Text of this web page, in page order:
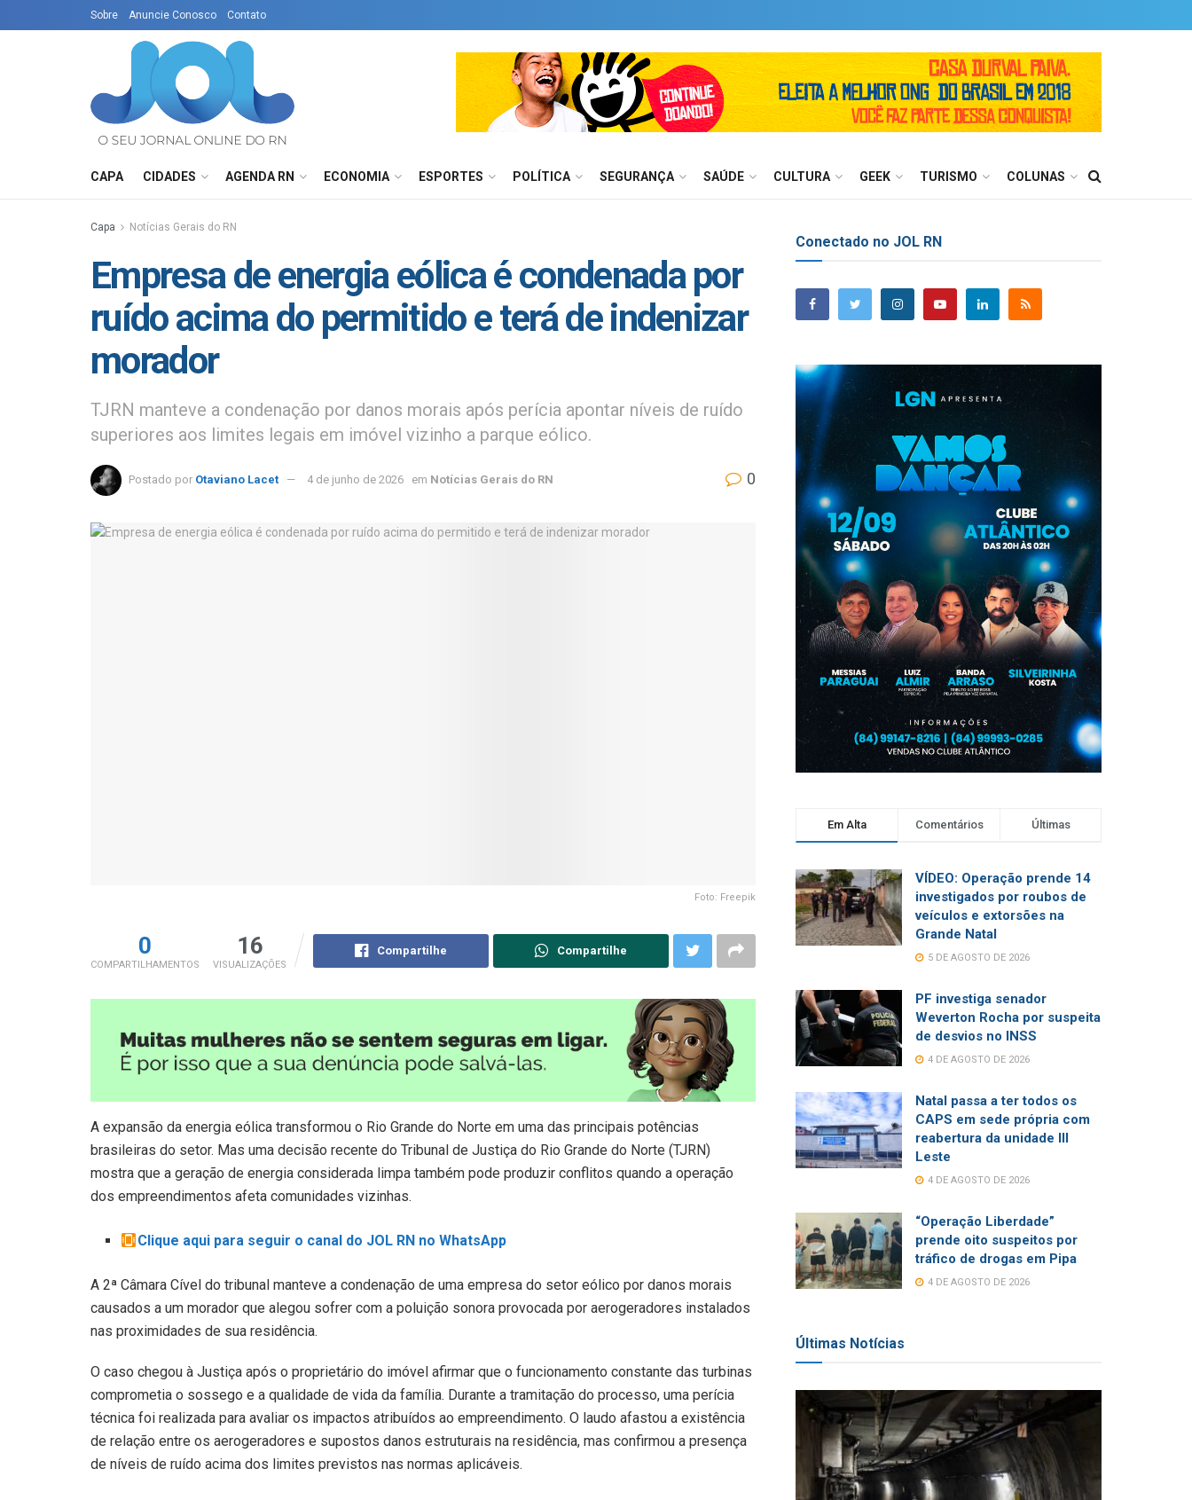
Sobre Anuncie Conosco Contato
CAPA CIDADES AGENDA RN ECONOMIA ESPORTES POLÍTICA SEGURANÇA SAÚDE CULTURA GEEK TURISMO COLUNAS
Capa Notícias Gerais do RN
Empresa de energia eólica é condenada por
ruído acima do permitido e terá de indenizar
morador
TJRN manteve a condenação por danos morais após perícia apontar níveis de ruído
superiores aos limites legais em imóvel vizinho a parque eólico.
Postado por Otaviano Lacet 4 de junho de 2026 em Notícias Gerais do RN 0
Foto: Freepik
0
COMPARTILHAMENTOS
16
VISUALIZAÇÕES
Compartilhe Compartilhe
A expansão da energia eólica transformou o Rio Grande do Norte em uma das principais potências
brasileiras do setor. Mas uma decisão recente do Tribunal de Justiça do Rio Grande do Norte (TJRN)
mostra que a geração de energia considerada limpa também pode produzir conflitos quando a operação
dos empreendimentos afeta comunidades vizinhas.
Clique aqui para seguir o canal do JOL RN no WhatsApp
A 2ª Câmara Cível do tribunal manteve a condenação de uma empresa do setor eólico por danos morais
causados a um morador que alegou sofrer com a poluição sonora provocada por aerogeradores instalados
nas proximidades de sua residência.
O caso chegou à Justiça após o proprietário do imóvel afirmar que o funcionamento constante das turbinas
comprometia o sossego e a qualidade de vida da família. Durante a tramitação do processo, uma perícia
técnica foi realizada para avaliar os impactos atribuídos ao empreendimento. O laudo afastou a existência
de relação entre os aerogeradores e supostos danos estruturais na residência, mas confirmou a presença
de níveis de ruído acima dos limites previstos nas normas aplicáveis.
Conectado no JOL RN
Em Alta Comentários Últimas
VÍDEO: Operação prende 14
investigados por roubos de
veículos e extorsões na
Grande Natal
5 DE AGOSTO DE 2026
PF investiga senador
Weverton Rocha por suspeita
de desvios no INSS
4 DE AGOSTO DE 2026
Natal passa a ter todos os
CAPS em sede própria com
reabertura da unidade III
Leste
4 DE AGOSTO DE 2026
“Operação Liberdade”
prende oito suspeitos por
tráfico de drogas em Pipa
4 DE AGOSTO DE 2026
Últimas Notícias